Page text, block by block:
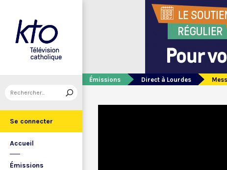
Se connecter
Accueil
Émissions
Émissions Direct à Lourdes